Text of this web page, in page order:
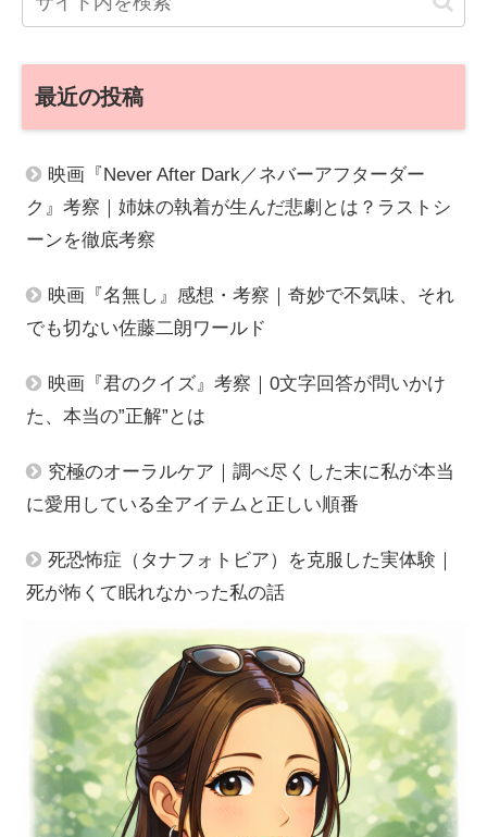
最近の投稿
映画『Never After Dark／ネバーアフターダー
ク』考察｜姉妹の執着が生んだ悲劇とは？ラストシ
ーンを徹底考察
映画『名無し』感想・考察｜奇妙で不気味、それ
でも切ない佐藤二朗ワールド
映画『君のクイズ』考察｜0文字回答が問いかけ
た、本当の”正解”とは
究極のオーラルケア｜調べ尽くした末に私が本当
に愛用している全アイテムと正しい順番
死恐怖症（タナフォトビア）を克服した実体験｜
死が怖くて眠れなかった私の話